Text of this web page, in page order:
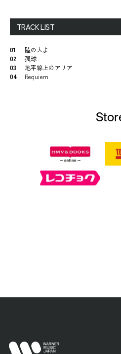
TRACK LIST
01
陸の人よ
02
孤球
03
地平線上のアリア
04
Requiem